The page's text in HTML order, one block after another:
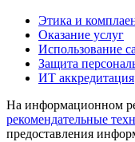
Этика и
Оказание услуг
Использование
Защита
ИТ аккредитация
На информационном
рекомендательные
предоставления